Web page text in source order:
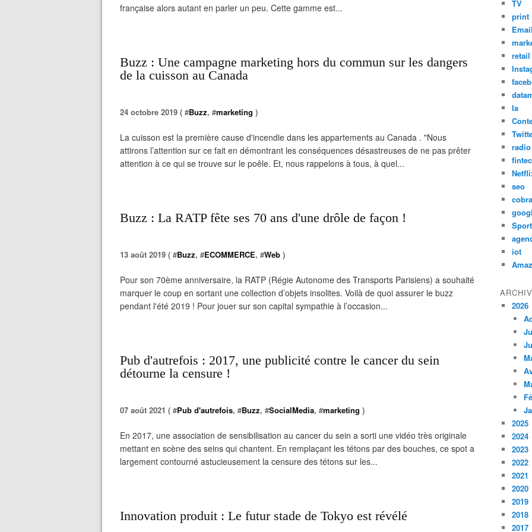
française alors autant en parler un peu. Cette gamme est...
Buzz : Une campagne marketing hors du commun sur les dangers
de la cuisson au Canada
24 octobre 2019 ( #Buzz, #marketing )
La cuisson est la première cause d'incendie dans les appartements au Canada . "Nous
attirons l’attention sur ce fait en démontrant les conséquences désastreuses de ne pas prêter
attention à ce qui se trouve sur le poêle. Et, nous rappelons à tous, à quel...
Buzz : La RATP fête ses 70 ans d'une drôle de façon !
13 août 2019 ( #Buzz, #ECOMMERCE, #Web )
Pour son 70ème anniversaire, la RATP (Régie Autonome des Transports Parisiens) a souhaité
marquer le coup en sortant une collection d’objets insolites. Voilà de quoi assurer le buzz
pendant l'été 2019 ! Pour jouer sur son capital sympathie à l’occasion...
Pub d'autrefois : 2017, une publicité contre le cancer du sein
détourne la censure !
07 août 2021 ( #Pub d'autrefois, #Buzz, #SocialMedia, #marketing )
En 2017, une association de sensibilisation au cancer du sein a sorti une vidéo très originale
mettant en scène des seins qui chantent. En remplaçant les tétons par des bouches, ce spot a
largement contourné astucieusement la censure des tétons sur les...
Innovation produit : Le futur stade de Tokyo est révélé
TV
print
retail
Ia
radio
seo
iot
2026
2025
2024
2023
2022
2021
2020
2019
2018
2017